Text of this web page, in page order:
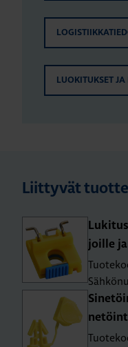
LUOKITUKSET
Liittyvät
joil­le